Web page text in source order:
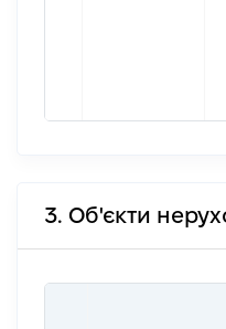
3. Об'єкти